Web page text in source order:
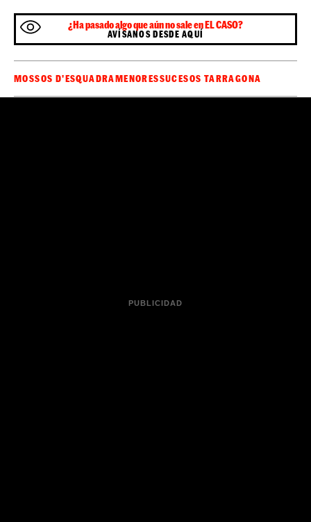
¿Ha pasado algo que aún no sale en EL CASO?
AVÍSANOS DESDE AQUÍ
MOSSOS D'ESQUADRAMENORESSUCESOS TARRAGONA